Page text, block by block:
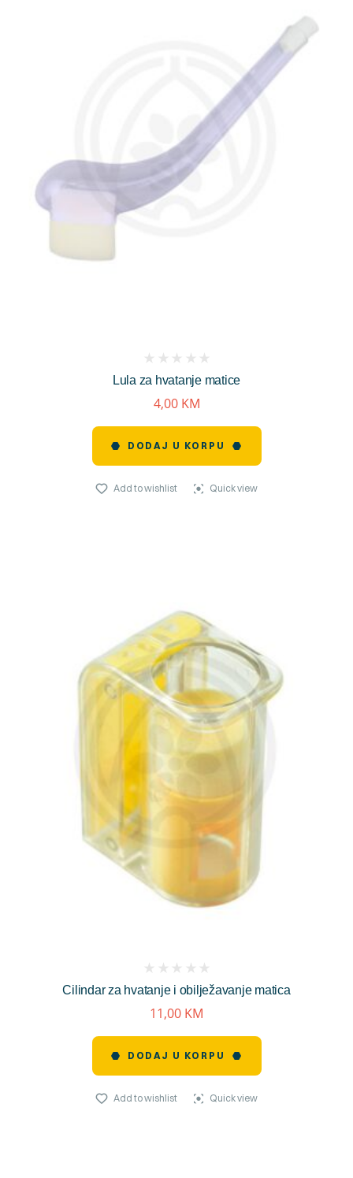
Lula za hvatanje matice
reviews)
4,00 KM
DODAJ U KORPU
Add to wishlist Quick view
Cilindar za hvatanje i obilježavanje matica
reviews)
11,00 KM
DODAJ U KORPU
Add to wishlist Quick view